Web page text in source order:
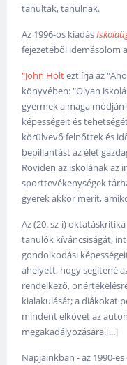
tanultak, tanulnak.
Az 1996-os kiadás
fejezetéből idemásolom
"John Holtezt írja az
könyvében: "Olyan
gyermek a maga
képességeit és
körülvevő felnőttek és
bepillantást az élet
Röviden az iskolának az
sporttevékenységek
gyerek akkor merít,
Az (20. sz-i)
tanulók kíváncsiságát,
gondolkodási
ahelyett, hogy segítené
rendelkező,
kialakulását; a diákokat
mindent elkövet az
megakadályozására.[...]
Napjainkban - az 1990-